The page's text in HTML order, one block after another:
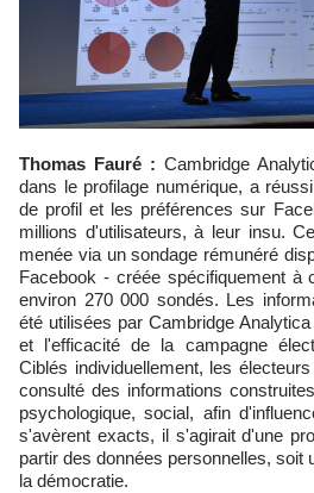
Thomas Fauré : Cambridge
dans le profilage numérique, a
de profil et les préférences sur
millions d'utilisateurs, à leur insu.
menée via un sondage rémunéré
Facebook - créée spécifiquement à
environ 270 000 sondés. Les
été utilisées par Cambridge
et l'efficacité de la campagne
Ciblés individuellement, les
consulté des informations
psychologique, social, afin
s'avèrent exacts, il s'agirait d'une
partir des données personnelles, soit
la démocratie.